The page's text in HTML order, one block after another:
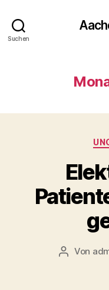
Suchen
Von